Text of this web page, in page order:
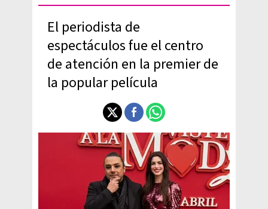
El periodista de
espectáculos fue el centro
de atención en la premier de
la popular película